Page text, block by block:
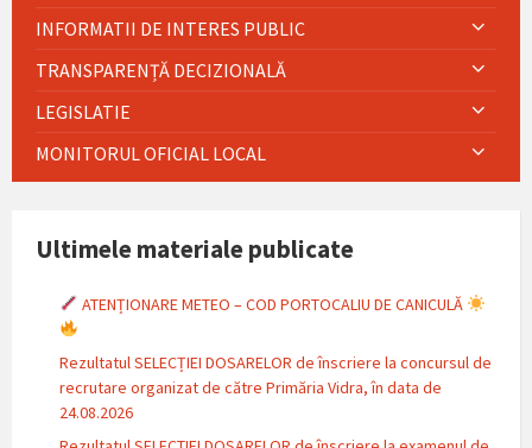
INFORMATII DE INTERES PUBLIC
TRANSPARENȚĂ DECIZIONALĂ
LEGISLATIE
MONITORUL OFICIAL LOCAL
Ultimele materiale publicate
ATENȚIONARE METEO – COD PORTOCALIU DE CANICULĂ
Rezultatul SELECȚIEI DOSARELOR de înscriere la concursul de
recrutare organizat de către Primăria Vidra, în data de
24.08.2026